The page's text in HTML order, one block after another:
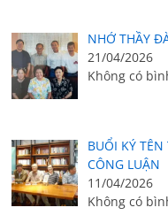
NHỚ THẦY
21/04/2026
Không có
BUỔI KÝ
CÔNG LUẬN
11/04/2026
Không có